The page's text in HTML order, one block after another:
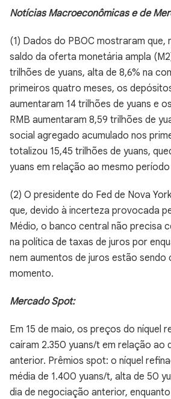
Notícias Macroeconômicas e de
(1) Dados do PBOC mostraram que,
saldo da oferta monetária ampla
trilhões de yuans, alta de 8,6% na
primeiros quatro meses, os
aumentaram 14 trilhões de yuans e
RMB aumentaram 8,59 trilhões de
social agregado acumulado nos
totalizou 15,45 trilhões de yuans,
yuans em relação ao mesmo
(2) O presidente do Fed de Nova
que, devido à incerteza provocada
Médio, o banco central não precisa
na política de taxas de juros por
nem aumentos de juros estão sendo
momento.
Mercado Spot:
Em 15 de maio, os preços do níquel
caíram 2.350 yuans/t em relação ao
anterior. Prêmios spot: o níquel
média de 1.400 yuans/t, alta de 50
dia de negociação anterior,